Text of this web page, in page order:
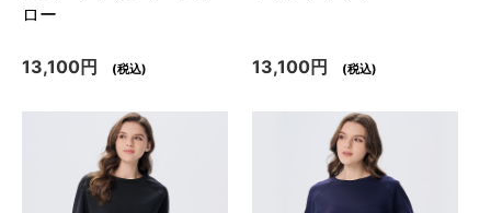
ロー
13,100円 (税込) 13,100円 (税込)